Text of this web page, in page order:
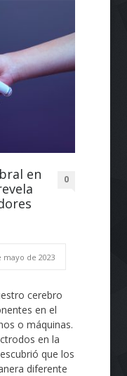
en
0
mayo de 2023
cerebro
en el
o máquinas.
en la
que los
diferente